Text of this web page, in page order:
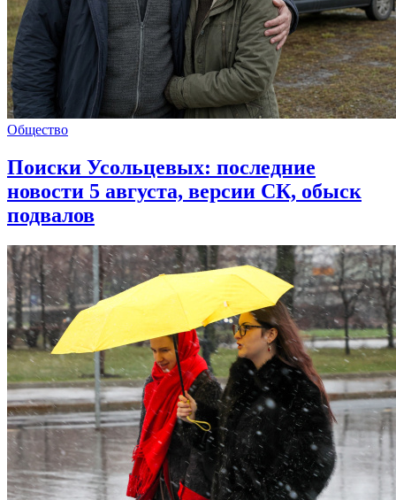
Общество
Поиски Усольцевых: последние
новости 5 августа, версии СК, обыск
подвалов